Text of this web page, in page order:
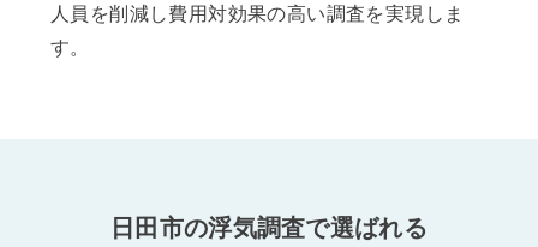
人員を削減し費用対効果の高い調査を実現しま
す。
日田市の浮気調査で選ばれる